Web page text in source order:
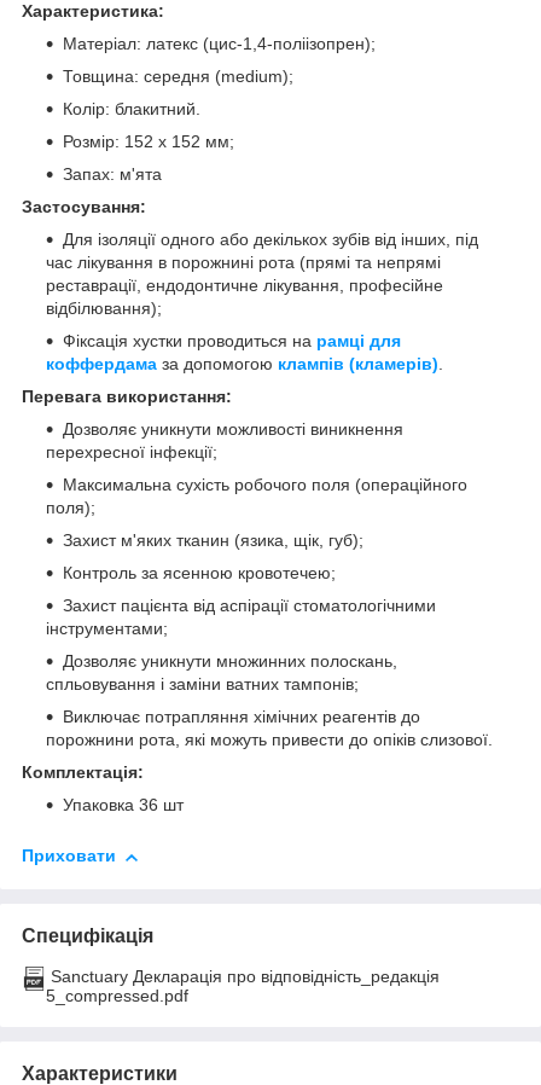
Характеристика:
Матеріал: латекс (цис-1,4-поліізопрен);
Товщина: середня (medium);
Колір: блакитний.
Розмір: 152 x 152 мм;
Запах: м'ята
Застосування:
Для ізоляції одного або декількох зубів від інших, під
час лікування в порожнині рота (прямі та непрямі
реставрації, ендодонтичне лікування, професійне
відбілювання);
Фіксація хустки проводиться на рамці для
коффердама за допомогою клампів (кламерів).
Перевага використання:
Дозволяє уникнути можливості виникнення
перехресної інфекції;
Максимальна сухість робочого поля (операційного
поля);
Захист м'яких тканин (язика, щік, губ);
Контроль за ясенною кровотечею;
Захист пацієнта від аспірації стоматологічними
інструментами;
Дозволяє уникнути множинних полоскань,
спльовування і заміни ватних тампонів;
Виключає потрапляння хімічних реагентів до
порожнини рота, які можуть привести до опіків слизової.
Комплектація:
Упаковка 36 шт
Приховати
Специфікація
Sanctuary Декларація про відповідність_редакція
5_compressed.pdf
Характеристики